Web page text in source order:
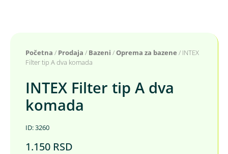
Početna / Prodaja / Bazeni /Oprema za bazene / INTEX
Filter tip A dva komada
INTEX Filter tip A dva
komada
ID: 3260
1.150 RSD